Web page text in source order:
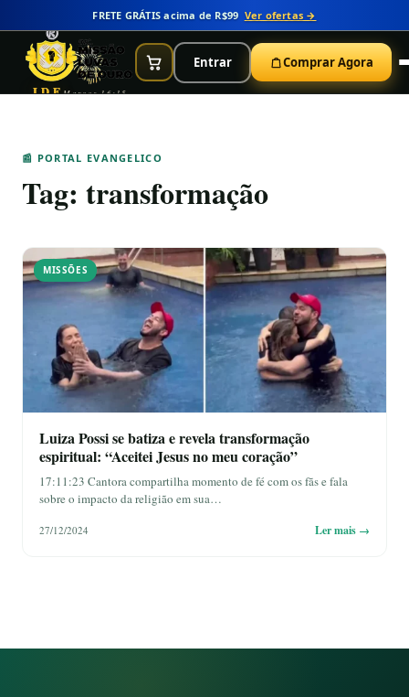
FRETE GRÁTIS acima de R$99 Ver ofertas →
IDEMarcos 16:15
Entrar Comprar Agora
📰 PORTAL EVANGELICO
Tag: transformação
MISSÕES
Luiza Possi se batiza e revela transformação
espiritual: “Aceitei Jesus no meu coração”
17:11:23 Cantora compartilha momento de fé com os fãs e fala
sobre o impacto da religião em sua…
27/12/2024 Ler mais →